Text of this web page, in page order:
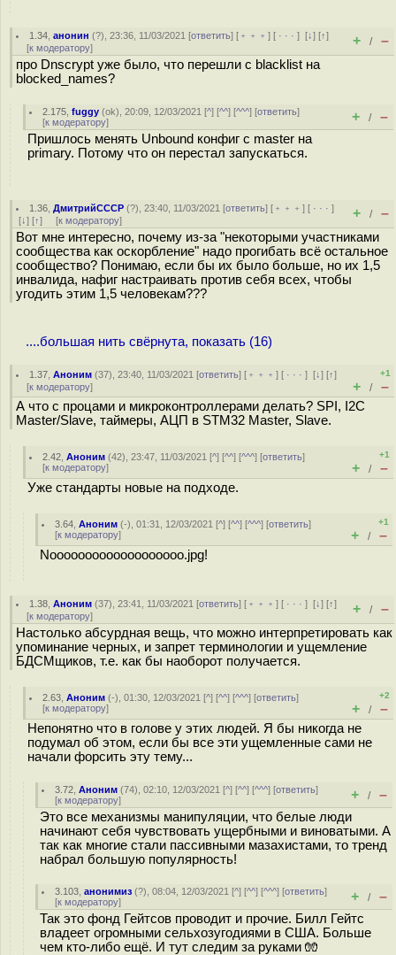
1.34 ,анонин (?), 23:36, 11/03/2021 [ответить] [ ﹢﹢﹢] [ · · ·][↓] [↑]
[к модератору] + / –
про Dnscrypt уже было, что перешли с blacklist на
blocked_names?
2.175 ,fuggy (ok), 20:09, 12/03/2021 [^] [^^] [^^^] [ответить]
[к модератору] + / –
Пришлось менять Unbound конфиг с master на
primary. Потому что он перестал запускаться.
1.36 ,ДмитрийСССР (?), 23:40, 11/03/2021 [ответить] [ ﹢﹢﹢] [ · · ·]
[↓] [↑] [к модератору] + / –
Вот мне интересно, почему из-за "некоторыми участниками
сообщества как оскорбление" надо прогибать всё остальное
сообщество? Понимаю, если бы их было больше, но их 1,5
инвалида, нафиг настраивать против себя всех, чтобы
угодить этим 1,5 человекам???
....большая нить свёрнута, показать (16)
1.37 ,Аноним (37), 23:40, 11/03/2021 [ответить] [ ﹢﹢﹢] [ · · ·][↓] [↑]
[к модератору]
+1
+ / –
А что с процами и микроконтроллерами делать? SPI, I2C
Master/Slave, таймеры, АЦП в STM32 Master, Slave.
2.42 ,Аноним (42), 23:47, 11/03/2021 [^] [^^] [^^^] [ответить]
[к модератору]
+1
+ / –
Уже стандарты новые на подходе.
3.64 ,Аноним (-), 01:31, 12/03/2021 [^] [^^] [^^^] [ответить]
[к модератору]
+1
+ / –
Nooooooooooooooooooo.jpg!
1.38 ,Аноним (37), 23:41, 11/03/2021 [ответить] [ ﹢﹢﹢] [ · · ·][↓] [↑]
[к модератору] + / –
Настолько абсурдная вещь, что можно интерпретировать как
упоминание черных, и запрет терминологии и ущемление
БДСМщиков, т.е. как бы наоборот получается.
2.63 ,Аноним (-), 01:30, 12/03/2021 [^] [^^] [^^^] [ответить]
[к модератору]
+2
+ / –
Непонятно что в голове у этих людей. Я бы никогда не
подумал об этом, если бы все эти ущемленные сами не
начали форсить эту тему...
3.72 ,Аноним (74), 02:10, 12/03/2021 [^] [^^] [^^^] [ответить]
[к модератору] + / –
Это все механизмы манипуляции, что белые люди
начинают себя чувствовать ущербными и виноватыми. А
так как многие стали пассивными мазахистами, то тренд
набрал большую популярность!
3.103 ,анонимиз (?), 08:04, 12/03/2021 [^] [^^] [^^^] [ответить]
[к модератору] + / –
Так это фонд Гейтсов проводит и прочие. Билл Гейтс
владеет огромными сельхозугодиями в США. Больше
чем кто-либо ещё. И тут следим за руками 🧤